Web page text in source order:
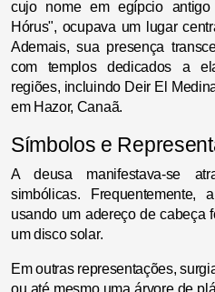
cujo nome em egípcio
Hórus", ocupava um lugar
Ademais, sua presença
com templos dedicados a
regiões, incluindo Deir El
em Hazor, Canaã.
Símbolos e
A deusa manifestava-se
simbólicas. Frequentemente,
usando um adereço de cabeça
um disco solar.
Em outras representações,
ou até mesmo uma árvore de